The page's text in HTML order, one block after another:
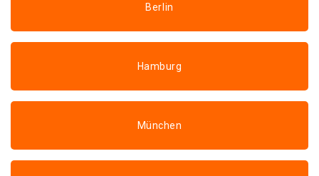
Berlin
Hamburg
München